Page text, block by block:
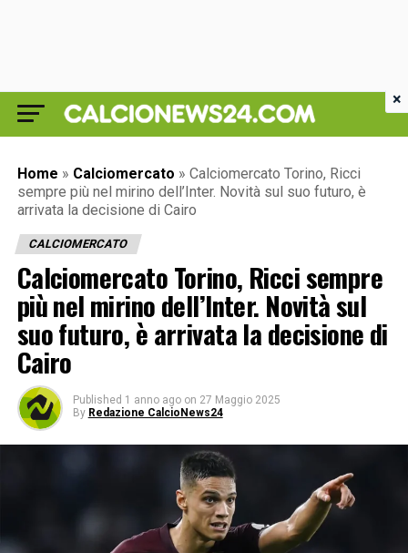
Home » Calciomercato » Calciomercato Torino, Ricci
sempre più nel mirino dell’Inter. Novità sul suo futuro, è
arrivata la decisione di Cairo
CALCIOMERCATO
Calciomercato Torino, Ricci sempre
più nel mirino dell’Inter. Novità sul
suo futuro, è arrivata la decisione di
Cairo
Published 1 anno ago on 27 Maggio 2025
By Redazione CalcioNews24
×